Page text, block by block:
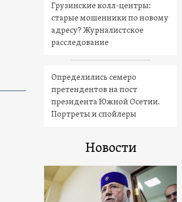
Грузинские колл-центры:
старые мошенники по новому
адресу? Журналистское
расследование
Определились семеро
претендентов на пост
президента Южной Осетии.
Портреты и спойлеры
Новости